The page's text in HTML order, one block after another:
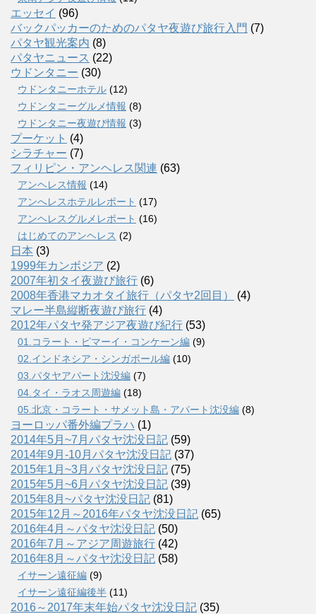
エッセイ (96)
バックパッカーのためのパタヤ夜遊び旅行入門 (7)
パタヤ観光案内 (8)
パタヤニュース (22)
ウドンタニー (30)
ウドンタニーホテル (12)
ウドンタニーグルメ情報 (8)
ウドンタニー夜遊び情報 (3)
プーケット (4)
シラチャー (7)
フィリピン・アンヘレス関連 (63)
アンヘレス情報 (14)
アンへレスホテルレポート (17)
アンヘレスグルメレポート (16)
はじめてのアンヘレス (2)
日本 (3)
1999年カンボジア (2)
2007年初タイ夜遊び旅行 (6)
2008年香港マカオタイ旅行（パタヤ2回目）
(4)
マレー半島縦断夜遊び旅行 (4)
2012年パタヤ発アジア夜遊び紀行 (53)
01.コラート・ピマーイ・コンケーン編 (9)
02.インドネシア・シンガポール編 (10)
03.パタヤアパート沈没編 (7)
04.タイ・ラオス周遊編 (18)
05.北京・コラート・サメット島・アパート沈没編 (8)
ヨーロッパ番外編プラハ (1)
2014年5月~7月パタヤ沈没日記 (59)
2014年9月-10月パタヤ沈没日記 (37)
2015年1月~3月パタヤ沈没日記 (75)
2015年5月~6月パタヤ沈没日記 (39)
2015年8月~パタヤ沈没日記 (81)
2015年12月～2016年パタヤ沈没日記 (65)
2016年4月～パタヤ沈没日記 (50)
2016年7月～アジア周遊旅行 (42)
2016年8月～パタヤ沈没日記 (58)
イサーン遠征編 (9)
イサーン遠征編後半 (11)
2016～2017年末年始パタヤ沈没日記 (35)